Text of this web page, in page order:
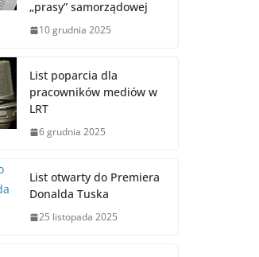
„prasy” samorządowej
10 grudnia 2025
List poparcia dla
pracowników mediów w
LRT
6 grudnia 2025
List otwarty do Premiera
Donalda Tuska
25 listopada 2025